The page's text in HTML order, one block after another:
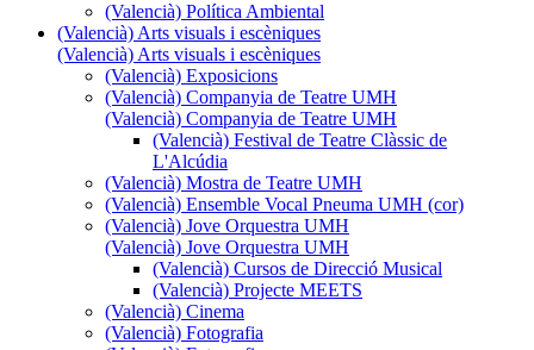
(Valencià) Política Ambiental
(Valencià) Arts visuals i escèniques
(Valencià) Arts visuals i escèniques
(Valencià) Exposicions
(Valencià) Companyia de Teatre UMH
(Valencià) Companyia de Teatre UMH
(Valencià) Festival de Teatre Clàssic de
L'Alcúdia
(Valencià) Mostra de Teatre UMH
(Valencià) Ensemble Vocal Pneuma UMH (cor)
(Valencià) Jove Orquestra UMH
(Valencià) Jove Orquestra UMH
(Valencià) Cursos de Direcció Musical
(Valencià) Projecte MEETS
(Valencià) Cinema
(Valencià) Fotografia